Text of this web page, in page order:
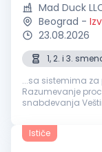
Mad Duck
Beograd -
23.08.2026
1, 2. i 3.
...sa sistemima za
Razumevanje
snabdevanja
Sposobnost rada u
Ističe